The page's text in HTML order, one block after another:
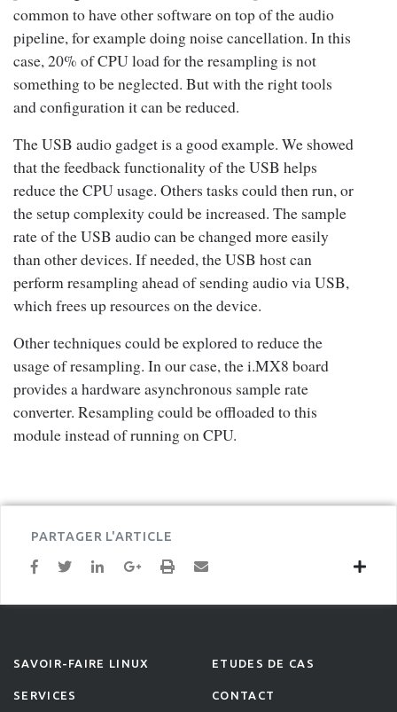
Table 2 :Resampling CPU load for Crossed audio (48 kHz – 48
kHz) setup with feedback support
(USB
gadget
in
async
mode)
20% ~
23%
No sample 35.25%
common to have other software on top of the audio
pipeline, for example doing noise cancellation. In this
case, 20% of CPU load for the resampling is not
something to be neglected. But with the right tools
and configuration it can be reduced.
The USB audio gadget is a good example. We showed
that the feedback functionality of the USB helps
reduce the CPU usage. Others tasks could then run, or
the setup complexity could be increased. The sample
rate of the USB audio can be changed more easily
than other devices. If needed, the USB host can
perform resampling ahead of sending audio via USB,
which frees up resources on the device.
Other techniques could be explored to reduce the
usage of resampling. In our case, the i.MX8 board
provides a hardware asynchronous sample rate
converter. Resampling could be offloaded to this
module instead of running on CPU.
PARTAGER L'ARTICLE
SAVOIR-FAIRE LINUX
SERVICES
ETUDES DE CAS
CONTACT